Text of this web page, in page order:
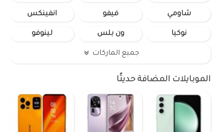
شاومي فيفو انفينكس
نوكيا ون بلس لينوفو
جميع الماركات
الموبايلات المضافة حديثًا